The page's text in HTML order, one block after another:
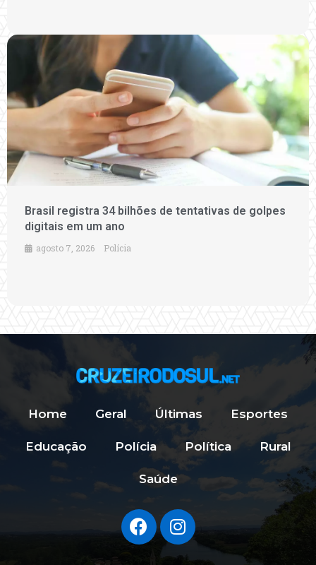
Brasil registra 34 bilhões de tentativas de golpes
digitais em um ano
agosto 7, 2026 Polícia
Home Geral Últimas Esportes
Educação Polícia Política Rural
Saúde